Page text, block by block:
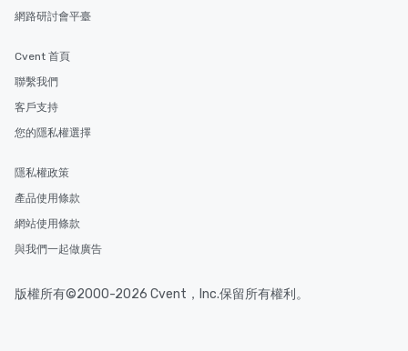
網路研討會平臺
Cvent 首頁
聯繫我們
客戶支持
您的隱私權選擇
隱私權政策
產品使用條款
網站使用條款
與我們一起做廣告
版權所有©2000-2026 Cvent，Inc.保留所有權利。